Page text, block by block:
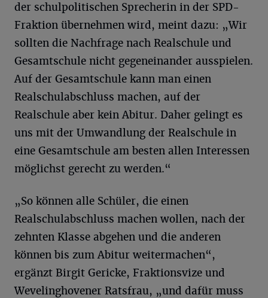
der schulpolitischen Sprecherin in der SPD-
Fraktion übernehmen wird, meint dazu: „Wir
sollten die Nachfrage nach Realschule und
Gesamtschule nicht gegeneinander ausspielen.
Auf der Gesamtschule kann man einen
Realschulabschluss machen, auf der
Realschule aber kein Abitur. Daher gelingt es
uns mit der Umwandlung der Realschule in
eine Gesamtschule am besten allen Interessen
möglichst gerecht zu werden.“
„So können alle Schüler, die einen
Realschulabschluss machen wollen, nach der
zehnten Klasse abgehen und die anderen
können bis zum Abitur weitermachen“,
ergänzt Birgit Gericke, Fraktionsvize und
Wevelinghovener Ratsfrau, „und dafür muss